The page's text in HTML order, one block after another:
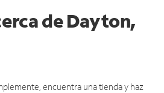
de Dayton,
encuentra una tienda y haz